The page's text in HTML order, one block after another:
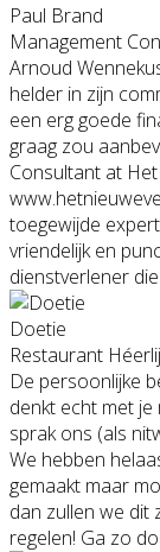
Paul Brand
Management
Arnoud
helder in zijn
een erg goede
graag zou
Consultant at
toegewijde
vriendelijk en
dienstverlener
Doetie
Restaurant
De persoonlijke
denkt echt met je
sprak ons (als
We hebben
gemaakt maar
dan zullen we dit
regelen! Ga zo